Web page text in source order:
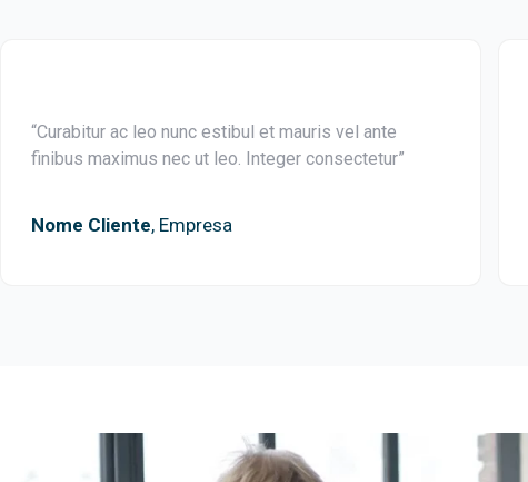
“Curabitur ac leo nunc estibul et mauris vel ante
finibus maximus nec ut leo. Integer consectetur”
Nome Cliente, Empresa